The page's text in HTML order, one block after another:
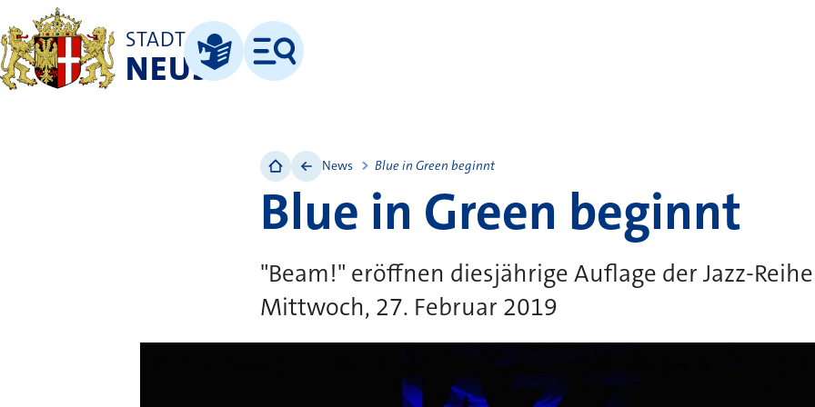
STADT
NEUSSLeichte Sprache
Menü
News Blue in Green beginnt
Blue in Green beginnt
"Beam!" eröffnen diesjährige Auflage der Jazz-
Mittwoch, 27. Februar 2019